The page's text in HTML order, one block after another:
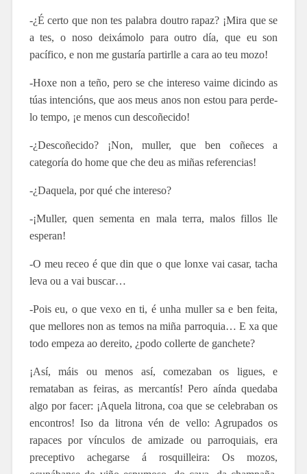
-¿É certo que non tes palabra doutro rapaz? ¡Mira que se
a tes, o noso deixámolo para outro día, que eu son
pacífico, e non me gustaría partirlle a cara ao teu mozo!
-Hoxe non a teño, pero se che intereso vaime dicindo as
túas intencións, que aos meus anos non estou para perde-
lo tempo, ¡e menos cun descoñecido!
-¿Descoñecido? ¡Non, muller, que ben coñeces a
categoría do home que che deu as miñas referencias!
-¿Daquela, por qué che intereso?
-¡Muller, quen sementa en mala terra, malos fillos lle
esperan!
-O meu receo é que din que o que lonxe vai casar, tacha
leva ou a vai buscar…
-Pois eu, o que vexo en ti, é unha muller sa e ben feita,
que mellores non as temos na miña parroquia… E xa que
todo empeza ao dereito, ¿podo collerte de ganchete?
¡Así, máis ou menos así, comezaban os ligues, e
remataban as feiras, as mercantís! Pero aínda quedaba
algo por facer: ¡Aquela litrona, coa que se celebraban os
encontros! Iso da litrona vén de vello: Agrupados os
rapaces por vínculos de amizade ou parroquiais, era
preceptivo achegarse á rosquilleira: Os mozos,